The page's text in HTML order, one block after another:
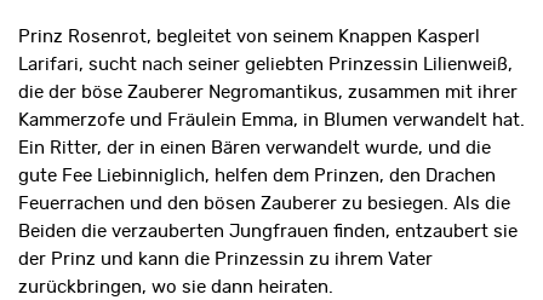
Prinz Rosenrot, begleitet von seinem Knappen Kasperl
Larifari, sucht nach seiner ge­liebten Prinzessin Lilienweiß,
die der böse Zauberer Negromantikus, zusammen mit ihrer
Kammerzofe und Fräulein Emma, in Blumen verwandelt hat.
Ein Ritter, der in einen Bären verwandelt wurde, und die
gute Fee Liebinniglich, helfen dem Prinzen, den Drachen
Feuerrachen und den bösen Zauberer zu besiegen. Als die
Beiden die ver­zauberten Jungfrauen finden, entzaubert sie
der Prinz und kann die Prinzessin zu ihrem Vater
zurückbringen, wo sie dann heiraten.